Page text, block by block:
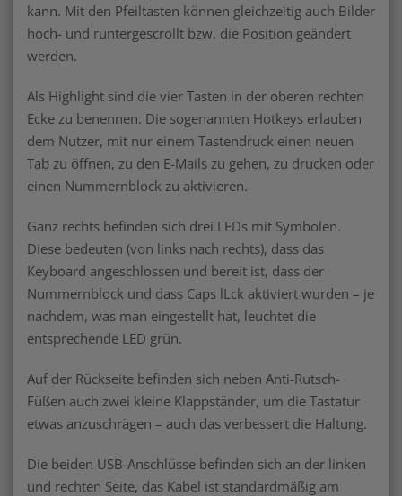
kann. Mit den Pfeiltasten können gleichzeitig auch Bilder
hoch- und runtergescrollt bzw. die Position geändert
werden.
Als Highlight sind die vier Tasten in der oberen rechten
Ecke zu benennen. Die sogenannten Hotkeys erlauben
dem Nutzer, mit nur einem Tastendruck einen neuen
Tab zu öffnen, zu den E-Mails zu gehen, zu drucken oder
einen Nummernblock zu aktivieren.
Ganz rechts befinden sich drei LEDs mit Symbolen.
Diese bedeuten (von links nach rechts), dass das
Keyboard angeschlossen und bereit ist, dass der
Nummernblock und dass Caps lLck aktiviert wurden – je
nachdem, was man eingestellt hat, leuchtet die
entsprechende LED grün.
Auf der Rückseite befinden sich neben Anti-Rutsch-
Füßen auch zwei kleine Klappständer, um die Tastatur
etwas anzuschrägen – auch das verbessert die Haltung.
Die beiden USB-Anschlüsse befinden sich an der linken
und rechten Seite, das Kabel ist standardmäßig am